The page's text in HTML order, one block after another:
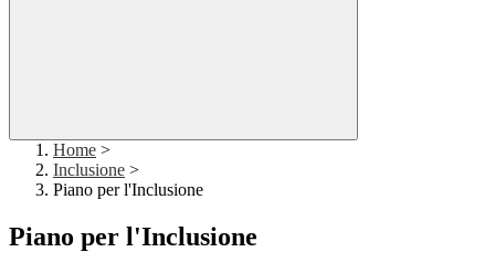
Home >
Inclusione >
Piano per l'Inclusione
Piano per l'Inclusione